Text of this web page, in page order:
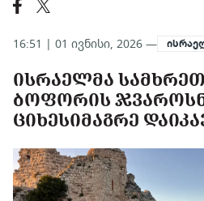
16:51 | 01 ივნისი, 2026 —
ᲘᲡᲠᲐᲔᲚᲛᲐ
ᲑᲝᲤᲝᲠᲘᲡ
ᲪᲘᲮᲔᲡᲘᲛᲐᲒᲠᲔ